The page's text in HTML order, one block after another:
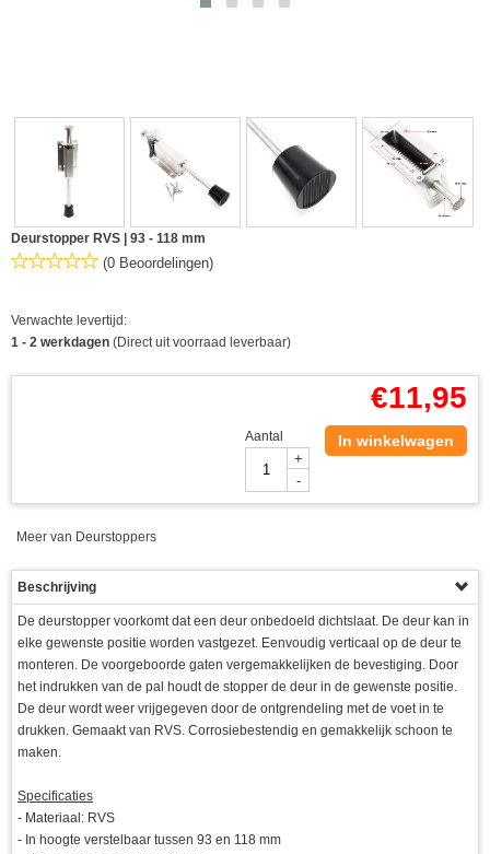
Deurstopper RVS | 93 - 118 mm
(0 Beoordelingen)
Verwachte levertijd:
1 - 2 werkdagen (Direct uit voorraad leverbaar)
€11,95
Aantal
+
-
In winkelwagen
Meer van Deurstoppers
Beschrijving
De deurstopper voorkomt dat een deur onbedoeld dichtslaat. De deur kan in
elke gewenste positie worden vastgezet. Eenvoudig verticaal op de deur te
monteren. De voorgeboorde gaten vergemakkelijken de bevestiging. Door
het indrukken van de pal houdt de stopper de deur in de gewenste positie.
De deur wordt weer vrijgegeven door de ontgrendeling met de voet in te
drukken. Gemaakt van RVS. Corrosiebestendig en gemakkelijk schoon te
maken.
Specificaties
- Materiaal: RVS
- In hoogte verstelbaar tussen 93 en 118 mm